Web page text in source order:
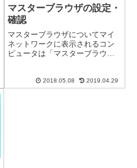
マスターブラウザの設定・
確認
マスターブラウザについてマイ
ネットワークに表示されるコン
ピュータは「マスターブラウ
代表した1台の管理パソコンにな
ります。通常優先順位が高いと
2018.05.08 2019.04.29